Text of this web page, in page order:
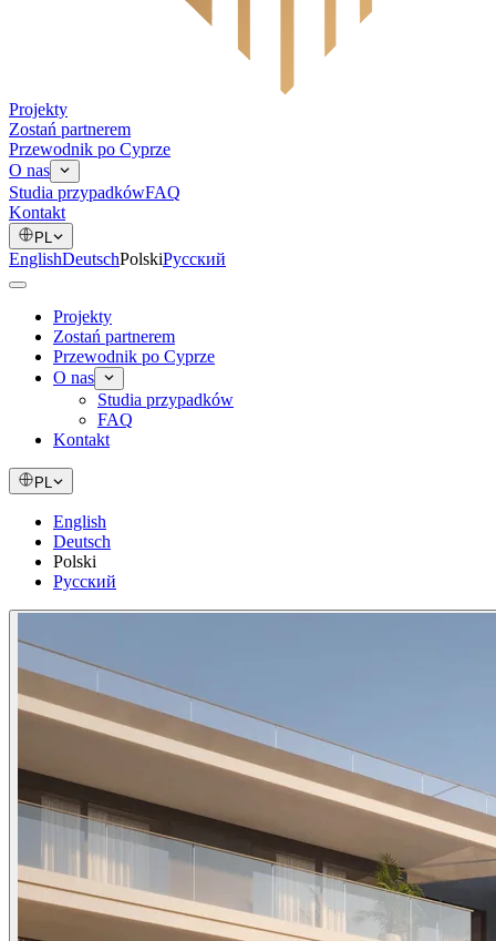
Projekty
Zostań partnerem
Przewodnik po Cyprze
O nas
Studia przypadkówFAQ
Kontakt
PL
EnglishDeutschPolskiРусский
Projekty
Zostań partnerem
Przewodnik po Cyprze
O nas
Studia przypadków
FAQ
Kontakt
PL
English
Deutsch
Polski
Русский